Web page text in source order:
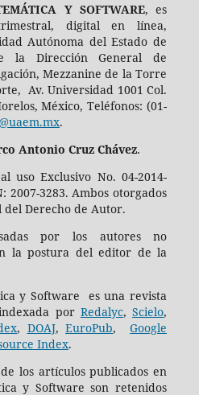
Y SOFTWARE, es
digital en línea,
Autónoma del Estado de
la Dirección General de
Mezzanine de la Torre
Av. Universidad 1001 Col.
México, Teléfonos: (01-
.
Antonio Cruz Chávez.
uso Exclusivo No. 04-2014-
2007-3283. Ambos otorgados
Derecho de Autor.
por los autores no
la postura del editor de la
y Software es una revista
por Redalyc,Scielo,
, DOAJ,EuroPub,Google
Index.
los artículos publicados en
y Software son retenidos